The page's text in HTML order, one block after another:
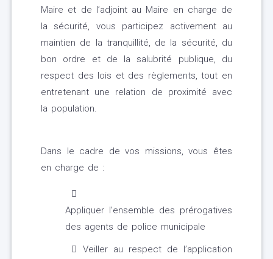
Maire et de l’adjoint au Maire en charge de
la sécurité, vous participez activement au
maintien de la tranquillité, de la sécurité, du
bon ordre et de la salubrité publique, du
respect des lois et des règlements, tout en
entretenant une relation de proximité avec
la population.
Dans le cadre de vos missions, vous êtes
en charge de :
Appliquer l’ensemble des prérogatives
des agents de police municipale
Veiller au respect de l’application